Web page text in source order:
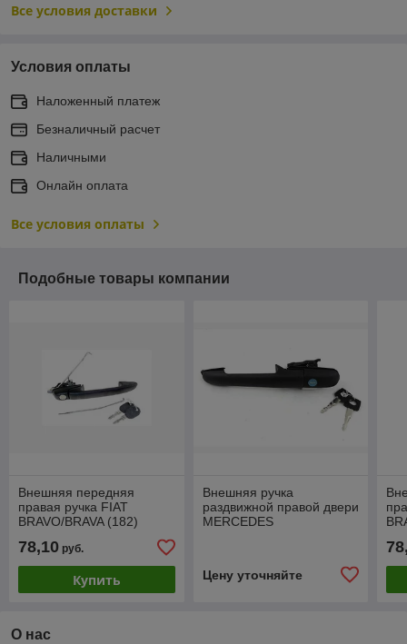
Все условия доставки
Условия оплаты
Наложенный платеж
Безналичный расчет
Наличными
Онлайн оплата
Все условия оплаты
Подобные товары компании
Внешняя передняя
правая ручка FIAT
BRAVO/BRAVA (182)
78,10 руб.
Купить
Внешняя ручка
раздвижной правой двери
MERCEDES
Цену уточняйте
О нас